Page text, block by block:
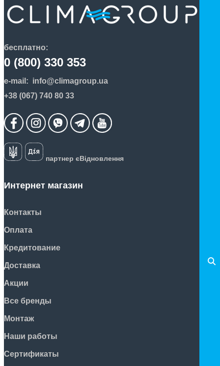
бесплатно:
0 (800) 330 353
e-mail: info@climagroup.ua
+38 (067) 740 80 33
партнер єВідновлення
Интернет магазин
Контакты
Оплата
Кредитование
Доставка
Акции
Все бренды
Монтаж
Наши работы
Сертификаты